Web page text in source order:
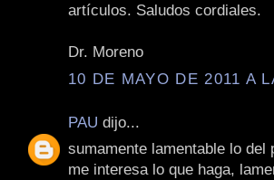
artículos. Saludos cordiales.
Dr. Moreno
10 DE MAYO DE 2011 A
PAU dijo...
sumamente lamentable lo del
me interesa lo que haga,